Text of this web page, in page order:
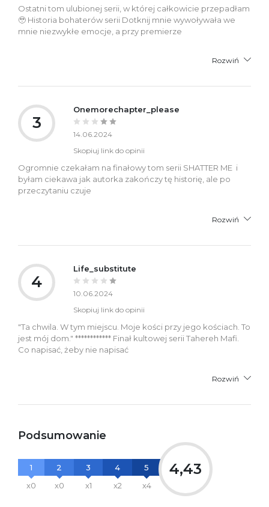
Ostatni tom ulubionej serii, w której całkowicie przepadłam
🥹 Historia bohaterów serii Dotknij mnie wywoływała we
mnie niezwykłe emocje, a przy premierze
Rozwiń
3
Onemorechapter_please
14.06.2024
Skopiuj link do opinii
Ogromnie czekałam na finałowy tom serii SHATTER ME i
byłam ciekawa jak autorka zakończy tę historię, ale po
przeczytaniu czuje
Rozwiń
4
Life_substitute
10.06.2024
Skopiuj link do opinii
"Ta chwila. W tym miejscu. Moje kości przy jego kościach. To
jest mój dom." ************ Finał kultowej serii Tahereh Mafi.
Co napisać, żeby nie napisać
Rozwiń
Podsumowanie
1
x0
2
x0
3
x1
4
x2
5
x4
4,43